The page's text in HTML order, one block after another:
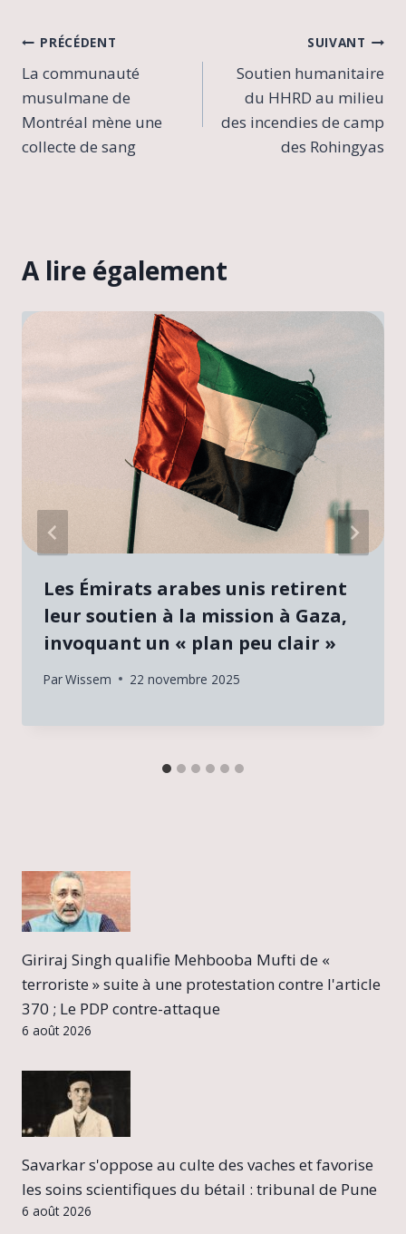
Navigation
de
l’article
PRÉCÉDENT
La communauté
musulmane de
Montréal mène une
collecte de sang
SUIVANT
Soutien humanitaire
du HHRD au milieu
des incendies de camp
des Rohingyas
A lire également
Les Émirats arabes unis retirent
leur soutien à la mission à Gaza,
invoquant un « plan peu clair »
ParWissem 22 novembre 2025
Giriraj Singh qualifie Mehbooba Mufti de «
terroriste » suite à une protestation contre l'article
370 ; Le PDP contre-attaque
6 août 2026
Savarkar s'oppose au culte des vaches et favorise
les soins scientifiques du bétail : tribunal de Pune
6 août 2026